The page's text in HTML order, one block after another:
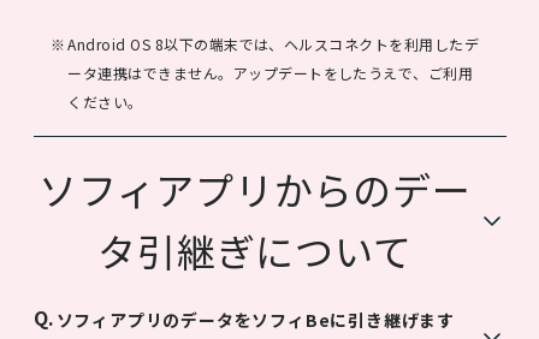
Android OS 8以下の端末では、ヘルスコネクトを利用したデ
ータ連携はできません。アップデートをしたうえで、ご利用
ください。
ソフィアプリからのデー
タ引継ぎについて
ソフィアプリのデータをソフィBeに引き継げます